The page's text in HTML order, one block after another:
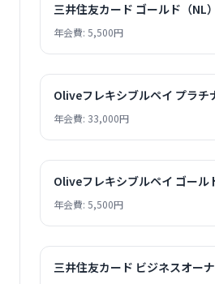
三井住友カード ゴールド（NL）
年会費: 5,500円
Oliveフレキシブルペイ プラチ
年会費: 33,000円
Oliveフレキシブルペイ ゴール
年会費: 5,500円
三井住友カード ビジネスオー